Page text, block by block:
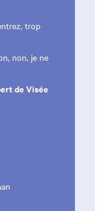
trop
non, je ne
de Visée